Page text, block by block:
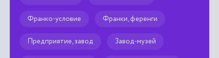
Франко‑условие Франки, ференги
Предприятие, завод Завод-музей